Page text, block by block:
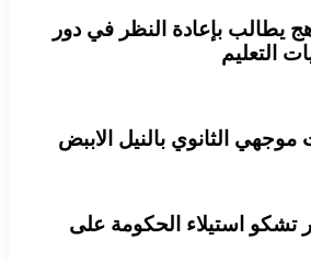
يطالب بإعادة النظر في دور
التعليم
الثانوي بالنيل الاببض
تشكو استيلاء الحكومة على